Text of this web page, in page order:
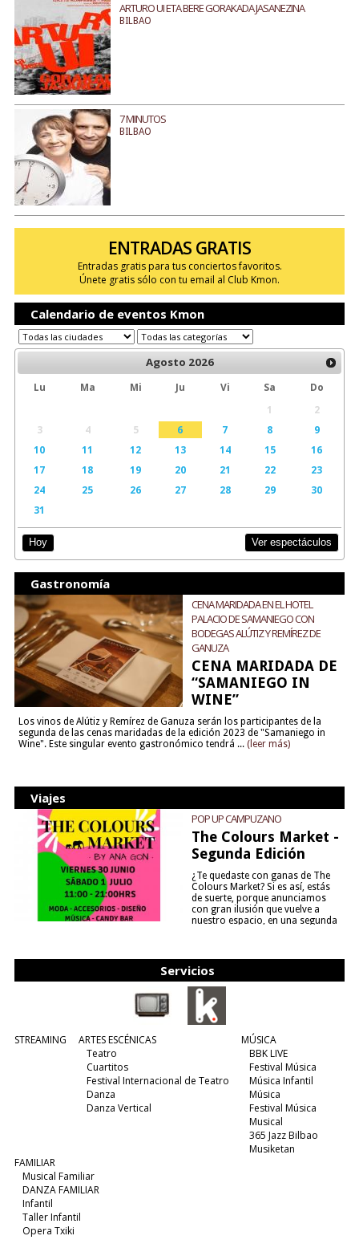
ARTURO UI ETA BERE GORAKADA JASANEZINA
BILBAO
7 MINUTOS
BILBAO
ENTRADAS GRATIS
Entradas gratis para tus conciertos favoritos.
Únete gratis sólo con tu email al Club Kmon.
Calendario de eventos Kmon
Agosto 2026
Lu Ma Mi Ju Vi Sa
Do
1
2
3
4 5 6 7 8
9
10
11 12 13 14 15
16
17
18 19 20 21 22
23
24
25 26 27 28 29
30
31
Hoy Ver espectáculos
Gastronomía
CENA MARIDADA EN EL HOTEL
PALACIO DE SAMANIEGO CON
BODEGAS ALÚTIZ Y REMÍREZ DE
GANUZA
CENA MARIDADA DE
“SAMANIEGO IN
WINE”
Los vinos de Alútiz y Remírez de Ganuza serán los participantes de la
segunda de las cenas maridadas de la edición 2023 de "Samaniego in
Wine". Este singular evento gastronómico tendrá ... (leer más)
Viajes
POP UP CAMPUZANO
The Colours Market -
Segunda Edición
¿Te quedaste con ganas de The
Colours Market? Si es así, estás
de suerte, porque anunciamos
con gran ilusión que vuelve a
nuestro espacio, en una segunda
Servicios
STREAMING
ARTES ESCÉNICAS
Teatro
Cuartitos
Festival Internacional de Teatro
Danza
Danza Vertical
MÚSICA
BBK LIVE
Festival Música
Música Infantil
Música
Festival Música
Musical
365 Jazz Bilbao
Musiketan
FAMILIAR
Musical Familiar
DANZA FAMILIAR
Infantil
Taller Infantil
Opera Txiki